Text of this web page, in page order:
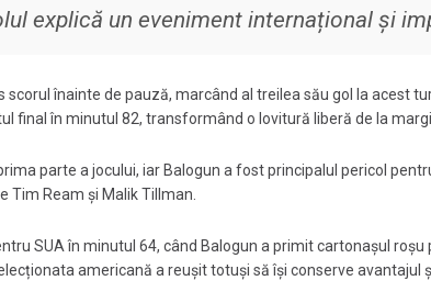
explică un eveniment internațional și
scorul înainte de pauză, marcând al treilea său gol la acest
final în minutul 82, transformând o lovitură liberă de la
parte a jocului, iar Balogun a fost principalul pericol
Tim Ream și Malik Tillman.
SUA în minutul 64, când Balogun a primit cartonașul
americană a reușit totuși să își conserve avantajul